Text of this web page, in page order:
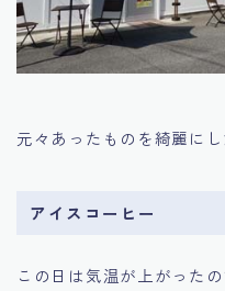
元々あったものを綺麗に
アイスコーヒー
この日は気温が上がった